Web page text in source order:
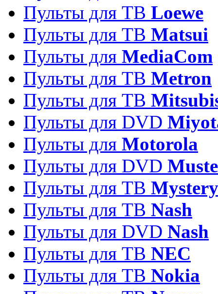
Пульты для ТВ Loewe
Пульты для ТВ Matsui
Пульты для MediaCom
Пульты для ТВ Metron
Пульты для TB
Пульты для DVD
Пульты для Motorola
Пульты для DVD
Пульты для ТВ Mystery
Пульты для ТВ Nash
Пульты для DVD Nash
Пульты для ТВ NEC
Пульты для ТВ Nokia